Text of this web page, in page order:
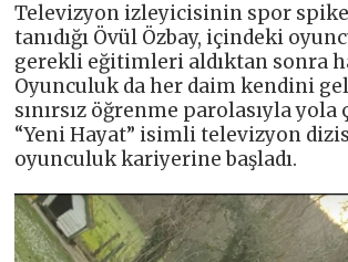
Televizyon izleyicisinin spor
tanıdığı Övül Özbay, içindeki
gerekli eğitimleri aldıktan sonra
Oyunculuk da her daim kendini
sınırsız öğrenme parolasıyla yola
“Yeni Hayat” isimli televizyon
oyunculuk kariyerine başladı.